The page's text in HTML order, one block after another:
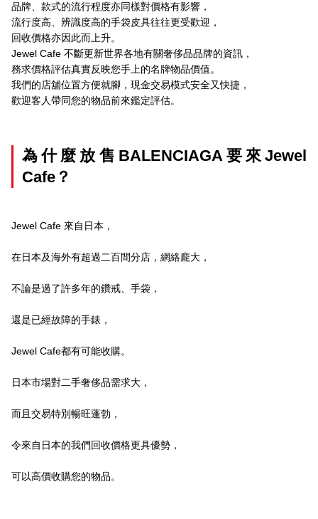
品牌、款式的流行程度亦同樣對價格有影響，
流行度高、辨識度高的手袋皮具往往更受歡迎，
回收價格亦因此而上升。
Jewel Cafe 不斷更新世界各地有關奢侈品品牌的資訊，
務求價格評估真實反映您手上的名牌物品價值。
我們的店舖位置方便就腳，現金交易模式安全又快捷，
歡迎客人帶同您的物品前來鑑定評估。
為什麼放售BALENCIAGA要來Jewel
Cafe？
Jewel Cafe 來自日本，
在日本及海外有超過二百間分店，網絡龐大，
不論是過了許多年的鑽戒、手袋，
還是已經故障的手錶，
Jewel Cafe都有可能收購。
日本市場對二手奢侈品需求大，
而且交易特別暢旺蓬勃，
令來自日本的我們回收價格更具優勢，
可以高價收購您的物品。